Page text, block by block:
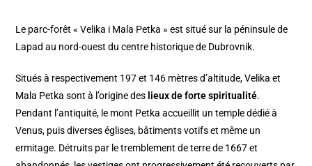
Le parc-forêt « Velika i Mala Petka » est situé sur la péninsule de
Lapad au nord-ouest du centre historique de Dubrovnik.
Situés à respectivement 197 et 146 mètres d’altitude, Velika et
Mala Petka sont à l’origine des lieux de forte spiritualité.
Pendant l’antiquité, le mont Petka accueillit un temple dédié à
Venus, puis diverses églises, bâtiments votifs et même un
ermitage. Détruits par le tremblement de terre de 1667 et